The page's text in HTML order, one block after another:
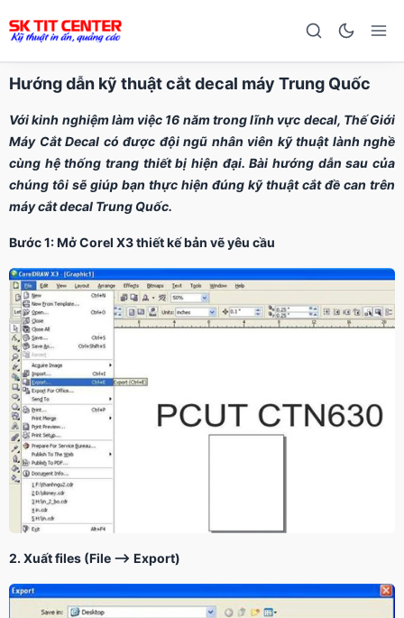
Hướng dẫn kỹ thuật cắt decal máy Trung Quốc
Với kinh nghiệm làm việc 16 năm trong lĩnh vực decal, Thế Giới
Máy Cắt Decal có được đội ngũ nhân viên kỹ thuật lành nghề
cùng hệ thống trang thiết bị hiện đại. Bài hướng dẫn sau của
chúng tôi sẽ giúp bạn thực hiện đúng kỹ thuật cắt đề can trên
máy cắt decal Trung Quốc.
Bước 1: Mở Corel X3 thiết kế bản vẽ yêu cầu
2. Xuất files (File —-> Export)